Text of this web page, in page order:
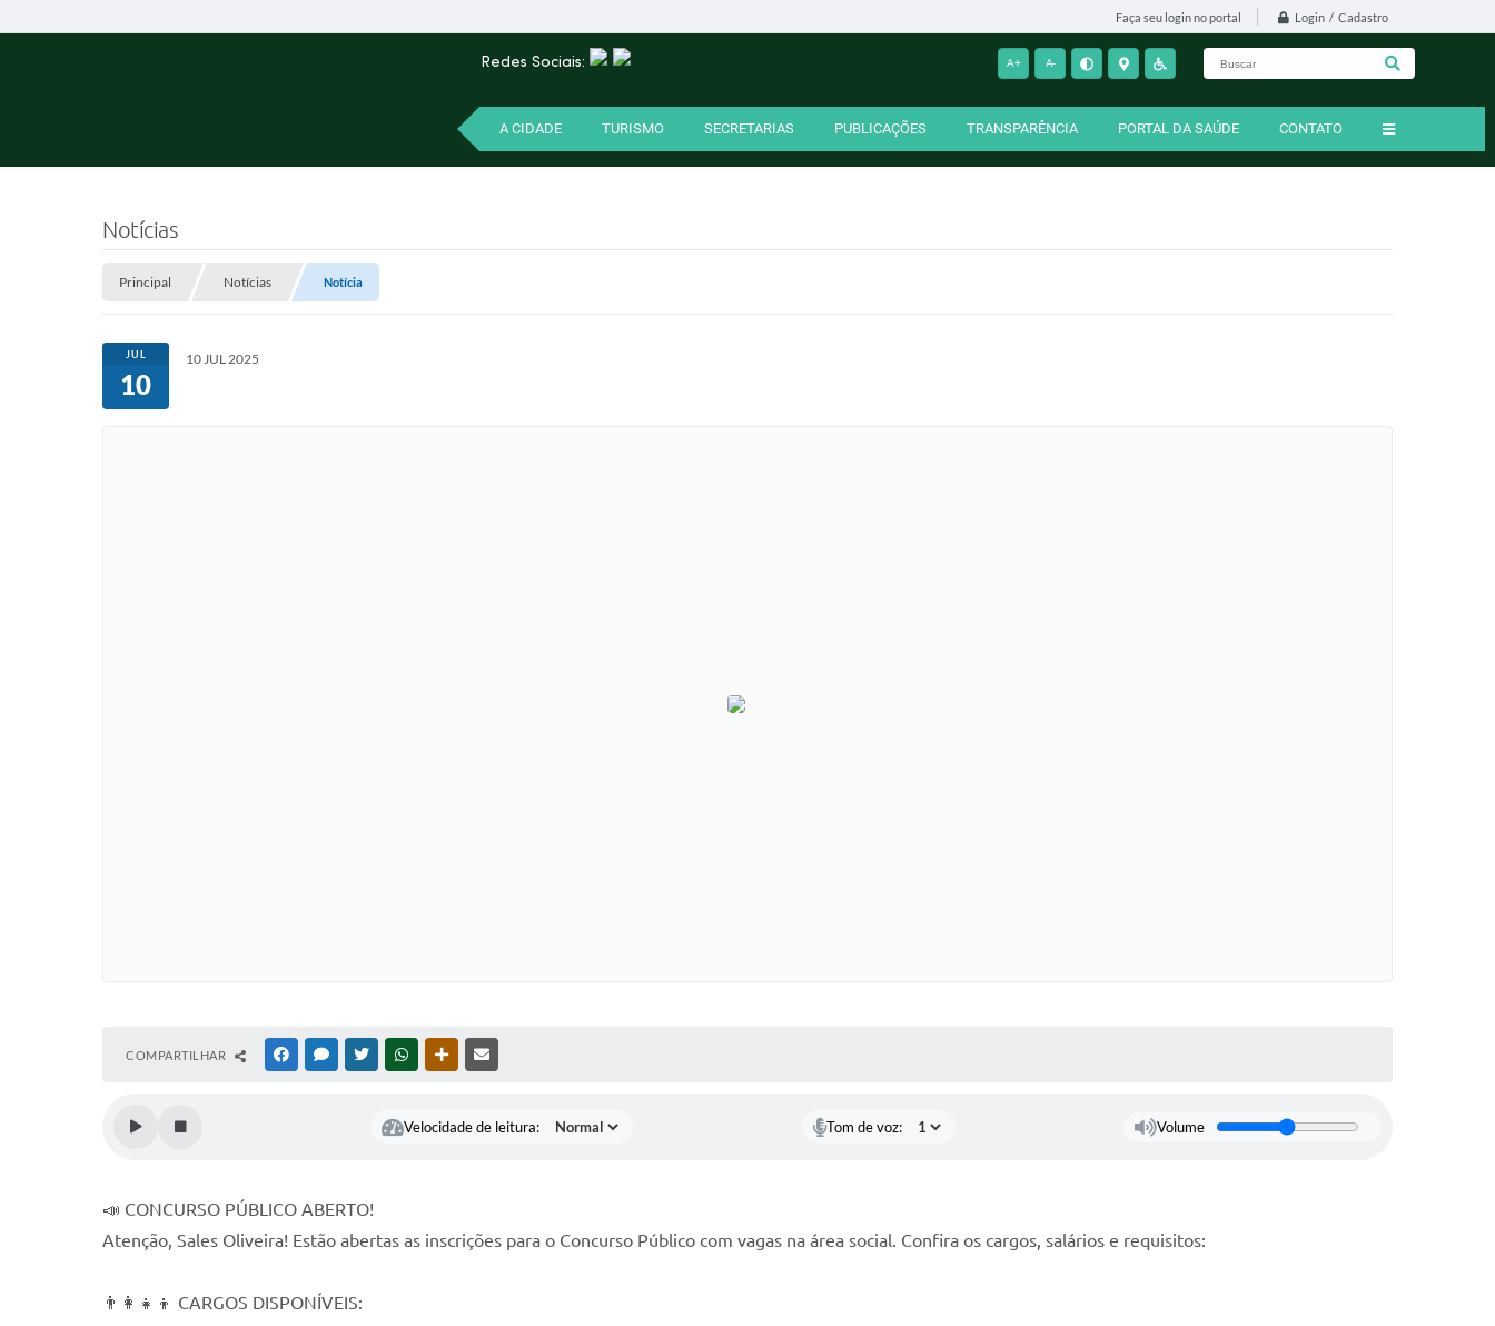
Faça seu login no portal Login / Cadastro
Redes Sociais: A+ A-
A CIDADE TURISMO SECRETARIAS PUBLICAÇÕES TRANSPARÊNCIA PORTAL DA SAÚDE CONTATO
Notícias
Principal Notícias Notícia
JUL
10
10 JUL 2025
COMPARTILHAR FACEBOOKMESSENGER
TWITTERWHATSAPPOUTRAS MÍDIAS
Velocidade de leitura: Tom de voz: Volume
📣 CONCURSO PÚBLICO ABERTO!
Atenção, Sales Oliveira! Estão abertas as inscrições para o Concurso Público com vagas na área social. Confira os cargos, salários e requisitos:
👨‍👩‍👧‍👦 CARGOS DISPONÍVEIS: